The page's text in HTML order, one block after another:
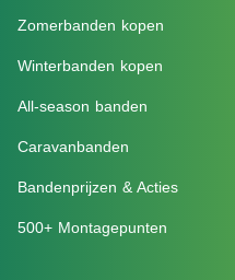
Zomerbanden kopen
Winterbanden kopen
All-season banden
Caravanbanden
Bandenprijzen & Acties
500+ Montagepunten